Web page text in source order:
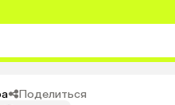
Поделиться